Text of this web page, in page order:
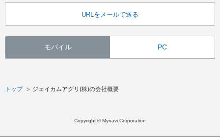
URLをメールで送る
モバイル PC
トップ ジェイカムアグリ(株)の会社概要
Copyright © Mynavi Corporation